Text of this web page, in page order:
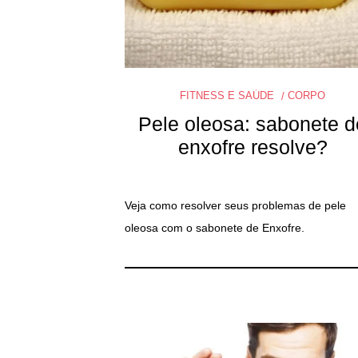
FITNESS E SAÚDE CORPO
Pele oleosa: sabonete
enxofre resolve?
Veja como resolver seus problemas de pele
oleosa com o sabonete de Enxofre.